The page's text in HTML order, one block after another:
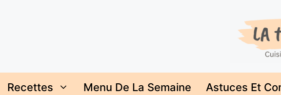
Recettes Menu De La Semaine Astuces Et